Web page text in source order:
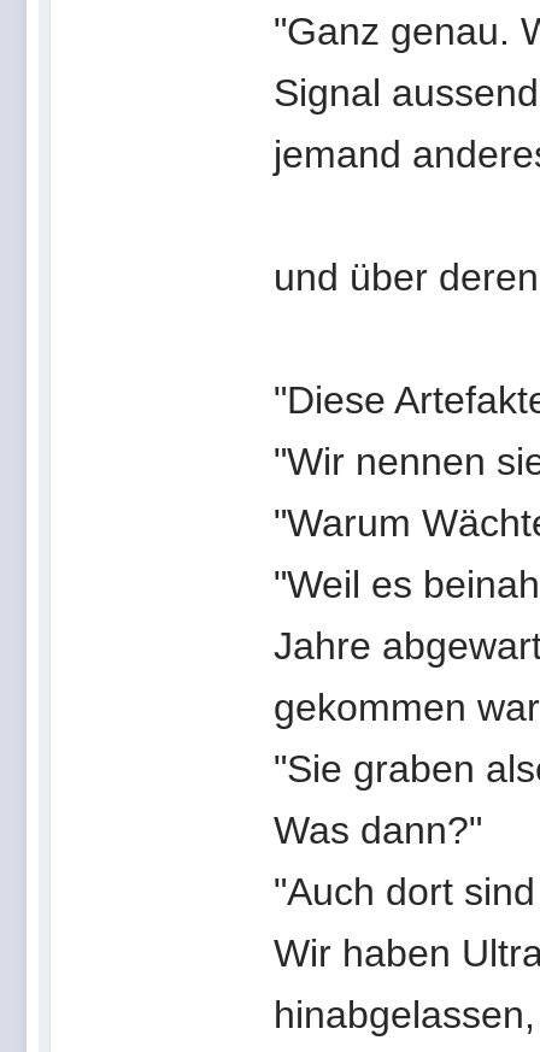
"Ganz genau.
Signal
jemand
und über
"Diese
"Wir nennen
"Warum
"Weil es
Jahre
gekommen
"Sie graben
Was dann?"
"Auch dort
Wir haben